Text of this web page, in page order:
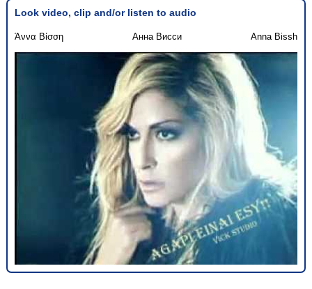
Look video, clip and/or listen to audio
Άννα Βίσση Анна Висси Anna Bissh